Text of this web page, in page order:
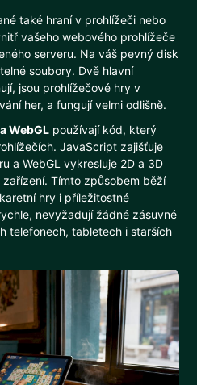
také hraní v prohlížeči nebo
vašeho webového prohlížeče
serveru. Na váš pevný disk
soubory. Dvě hlavní
jsou prohlížečové hry v
her, a fungují velmi odlišně.
WebGL používají kód, který
JavaScript zajišťuje
a WebGL vykresluje 2D a 3D
Tímto způsobem běží
hry i příležitostné
nevyžadují žádné zásuvné
telefonech, tabletech i starších